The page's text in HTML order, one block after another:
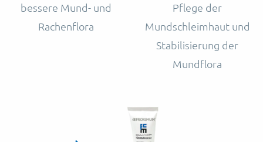
bessere Mund- und
Rachenflora
Pflege der
Mundschleimhaut und
Stabilisierung der
Mundflora